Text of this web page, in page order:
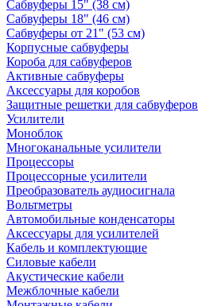
Сабвуферы 15" (38 см)
Сабвуферы 18" (46 см)
Сабвуферы от 21" (53 см)
Корпусные сабвуферы
Короба для сабвуферов
Активные сабвуферы
Аксессуары для коробов
Защитные решетки для сабвуферов
Усилители
Моноблок
Многоканальные усилители
Процессоры
Процессорные усилители
Преобразователь аудиосигнала
Вольтметры
Автомобильные конденсаторы
Аксессуары для усилителей
Кабель и комплектующие
Силовые кабели
Акустические кабели
Межблочные кабели